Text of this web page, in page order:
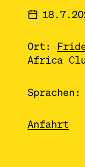
Ort:
Africa
Anfahrt